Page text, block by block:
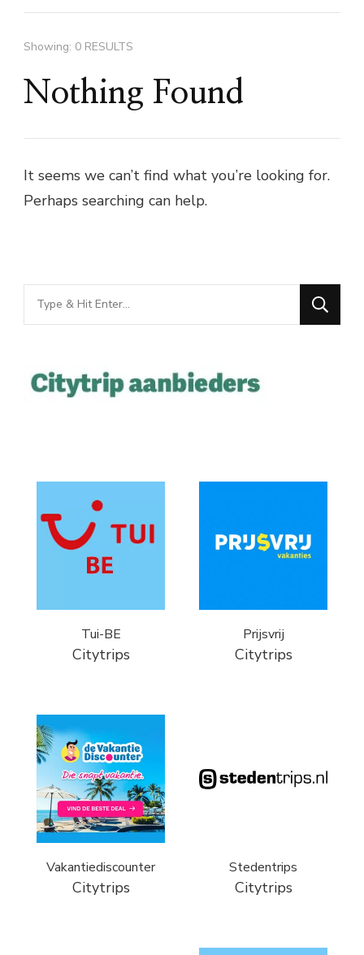
Showing: 0 RESULTS
Nothing Found
It seems we can’t find what you’re looking for.
Perhaps searching can help.
Looking
for
Tui-BE
Citytrips
Prijsvrij
Citytrips
Vakantiediscounter
Citytrips
Stedentrips
Citytrips